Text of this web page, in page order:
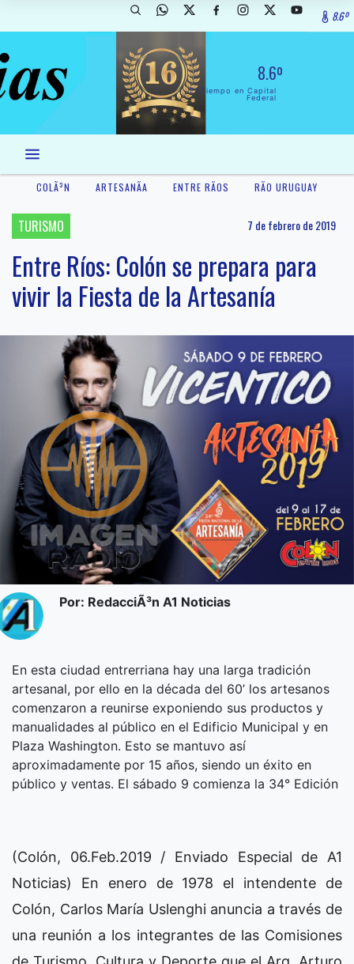
8.6º
8.6º
El Tiempo en Capital
Federal
COLÃ³N ARTESANÃ­A ENTRE RÃ­OS RÃ­O URUGUAY
TURISMO 7 de febrero de 2019
Entre Ríos: Colón se prepara para
vivir la Fiesta de la Artesanía
Por: RedacciÃ³n A1 Noticias
En esta ciudad entrerriana hay una larga tradición
artesanal, por ello en la década del 60’ los artesanos
comenzaron a reunirse exponiendo sus productos y
manualidades al público en el Edificio Municipal y en
Plaza Washington. Esto se mantuvo así
aproximadamente por 15 años, siendo un éxito en
público y ventas. El sábado 9 comienza la 34° Edición
(Colón, 06.Feb.2019 / Enviado Especial de A1
Noticias) En enero de 1978 el intendente de
Colón, Carlos María Uslenghi anuncia a través de
una reunión a los integrantes de las Comisiones